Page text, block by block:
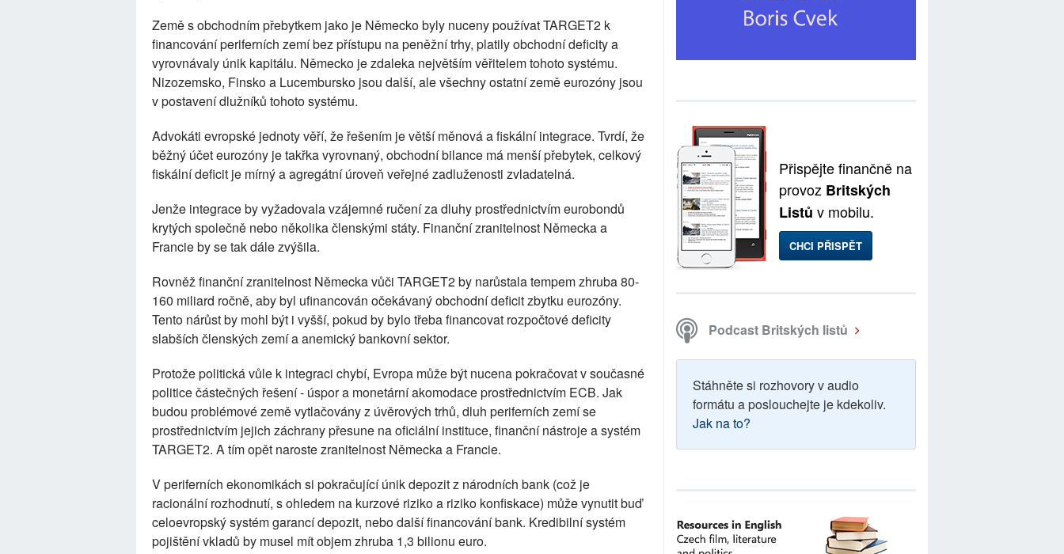
Země s obchodním přebytkem jako je Německo byly nuceny používat TARGET2 k
financování periferních zemí bez přístupu na peněžní trhy, platily obchodní deficity a
vyrovnávaly únik kapitálu. Německo je zdaleka největším věřitelem tohoto systému.
Nizozemsko, Finsko a Lucembursko jsou další, ale všechny ostatní země eurozóny jsou
v postavení dlužníků tohoto systému.
Advokáti evropské jednoty věří, že řešením je větší měnová a fiskální integrace. Tvrdí, že
běžný účet eurozóny je takřka vyrovnaný, obchodní bilance má menší přebytek, celkový
fiskální deficit je mírný a agregátní úroveň veřejné zadluženosti zvladatelná.
Jenže integrace by vyžadovala vzájemné ručení za dluhy prostřednictvím eurobondů
krytých společně nebo několika členskými státy. Finanční zranitelnost Německa a
Francie by se tak dále zvýšila.
Rovněž finanční zranitelnost Německa vůči TARGET2 by narůstala tempem zhruba 80-
160 miliard ročně, aby byl ufinancován očekávaný obchodní deficit zbytku eurozóny.
Tento nárůst by mohl být i vyšší, pokud by bylo třeba financovat rozpočtové deficity
slabších členských zemí a anemický bankovní sektor.
Protože politická vůle k integraci chybí, Evropa může být nucena pokračovat v současné
politice částečných řešení - úspor a monetární akomodace prostřednictvím ECB. Jak
budou problémové země vytlačovány z úvěrových trhů, dluh periferních zemí se
prostřednictvím jejich záchrany přesune na oficiální instituce, finanční nástroje a systém
TARGET2. A tím opět naroste zranitelnost Německa a Francie.
V periferních ekonomikách si pokračující únik depozit z národních bank (což je
racionální rozhodnutí, s ohledem na kurzové riziko a riziko konfiskace) může vynutit buď
celoevropský systém garancí depozit, nebo další financování bank. Kredibilní systém
pojištění vkladů by musel mít objem zhruba 1,3 bilionu euro.
Přispějte finančně na
provoz Britských
Listů v mobilu.
CHCI PŘISPĚT
Podcast Britských listů
Stáhněte si rozhovory v audio
formátu a poslouchejte je kdekoliv.
Jak na to?